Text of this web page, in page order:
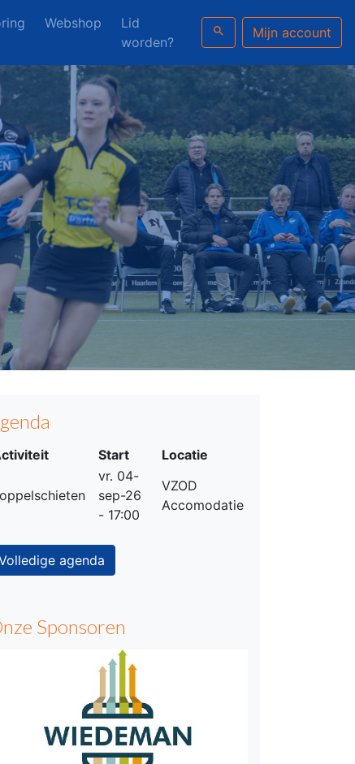
Webshop
Lid
worden?
search Mijn account
Start Locatie
vr. 04-
sep-26
- 17:00
VZOD
Accomodatie
agenda
Sponsoren